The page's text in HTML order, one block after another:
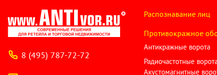
8 (495) 787-72-72
Распознавание лиц
Противокражное
Антикражные ворота
Радиочастотные
Акустомагнитные